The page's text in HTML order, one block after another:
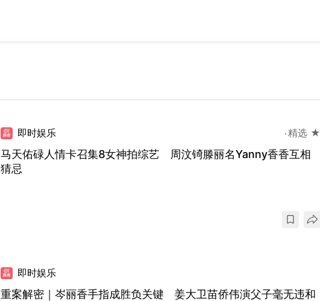
即时娱乐 精选 ★
马天佑碌人情卡召集8女神拍综艺 周汶锜滕丽名Yanny香香互相
猜忌
即时娱乐
重案解密｜岑丽香手指成胜负关键 姜大卫苗侨伟演父子毫无违和